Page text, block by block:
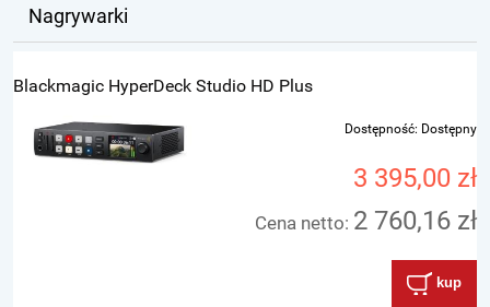
Nagrywarki
Blackmagic HyperDeck Studio HD Plus
Dostępność: Dostępny
3 395,00 zł
Cena netto: 2 760,16 zł
kup